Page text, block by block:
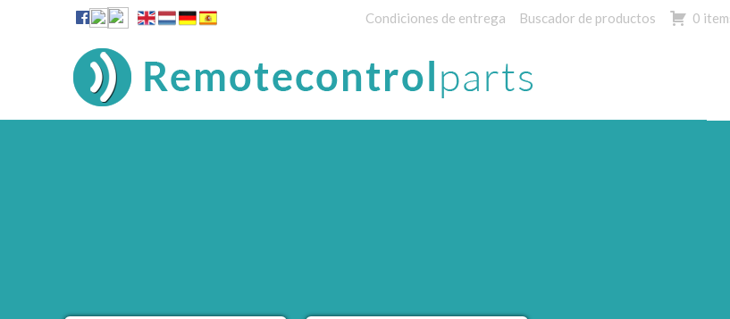
0
Condiciones de entrega Buscador de productos